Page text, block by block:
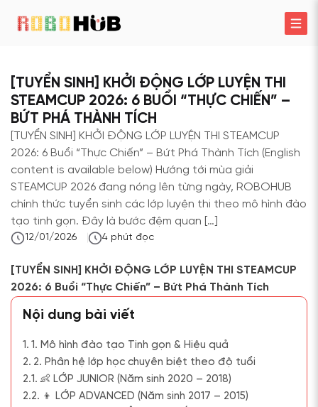
[TUYỂN SINH] KHỞI ĐỘNG LỚP LUYỆN THI
STEAMCUP 2026: 6 BUỔI “THỰC CHIẾN” –
BỨT PHÁ THÀNH TÍCH
[TUYỂN SINH] KHỞI ĐỘNG LỚP LUYỆN THI STEAMCUP
2026: 6 Buổi “Thực Chiến” – Bứt Phá Thành Tích (English
content is available below) Hướng tới mùa giải
STEAMCUP 2026 đang nóng lên từng ngày, ROBOHUB
chính thức tuyển sinh các lớp luyện thi theo mô hình đào
tạo tinh gọn. Đây là bước đệm quan […]
12/01/2026 4 phút đọc
[TUYỂN SINH] KHỞI ĐỘNG LỚP LUYỆN THI STEAMCUP
2026: 6 Buổi “Thực Chiến” – Bứt Phá Thành Tích
Nội dung bài viết
1. Mô hình đào tạo Tinh gọn & Hiệu quả
2. Phân hệ lớp học chuyên biệt theo độ tuổi
👶 LỚP JUNIOR (Năm sinh 2020 – 2018)
👦 LỚP ADVANCED (Năm sinh 2017 – 2015)